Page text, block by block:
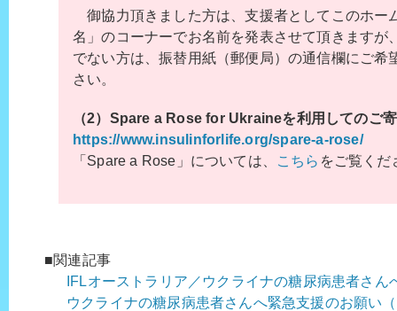
御協力頂きました方は、支援者としてこのホー
名」のコーナーでお名前を発表させて頂きますが
でない方は、振替用紙（郵便局）の通信欄にご希
さい。
（2）Spare a Rose for Ukraineを利用してのご
https://www.insulinforlife.org/spare-a-rose/
「Spare a Rose」については、
こちら をご覧くだ
■関連記事
IFLオーストラリア／ウクライナの糖尿病患者さん
ウクライナの糖尿病患者さんへ緊急支援のお願い